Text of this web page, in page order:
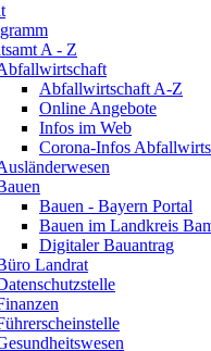
A - Z
Abfallwirtschaft A-Z
Online Angebote
Infos im Web
Corona-Infos
Bauen - Bayern Portal
Bauen im Landkreis
Digitaler Bauantrag
Landrat